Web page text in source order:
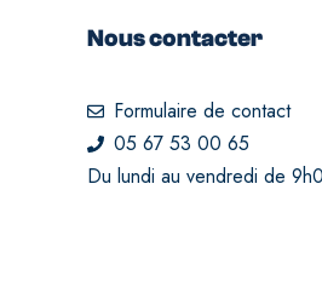
Nous contacter
Formulaire de contact
05 67 53 00 65
Du lundi au vendredi de